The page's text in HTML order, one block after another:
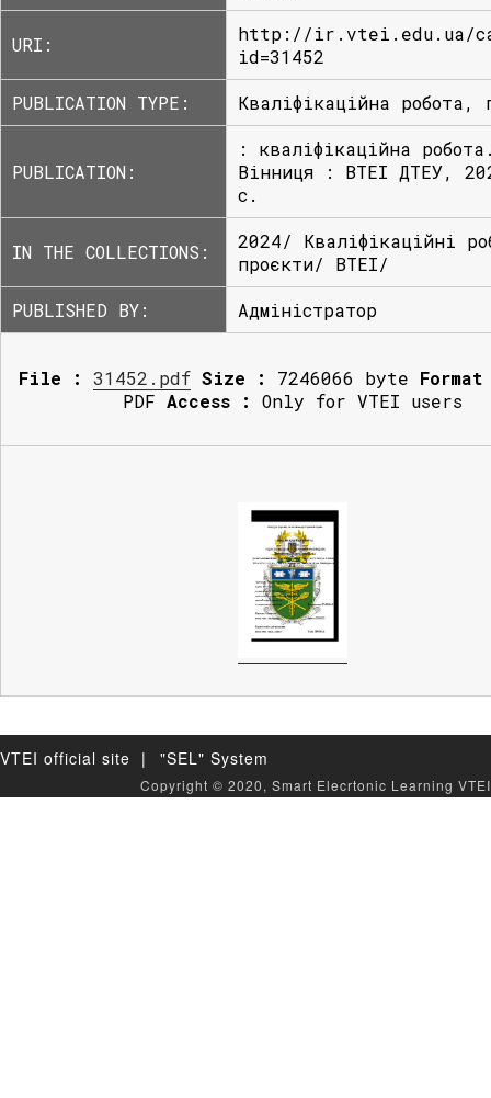
URI:
http://ir.vtei.edu.ua/
id=31452
PUBLICATION TYPE:
Кваліфікаційна робота,
PUBLICATION:
: кваліфікаційна
Вінниця : ВТЕІ ДТЕУ,
с.
IN THE COLLECTIONS:
2024/ Кваліфікаційні
проєкти/ ВТЕІ/
PUBLISHED BY:
Адміністратор
File : 31452.pdf Size : 7246066 byte
PDF Access : Only for VTEI users
VTEI official site | "SEL" System
Copyright © 2020, Smart Elecrtonic Learning VTEI